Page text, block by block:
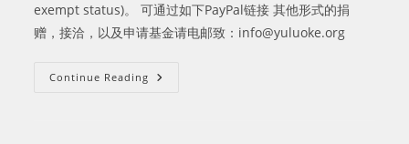
exempt status)。 可通过如下PayPal链接 其他形式的捐
赠，接洽，以及申请基金请电邮致： info@yuluoke.org
Continue Reading 遇